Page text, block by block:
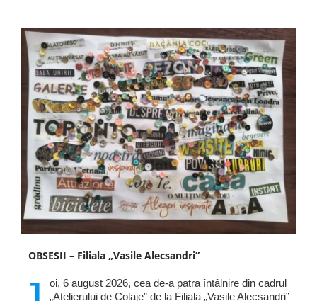
OBSESII – Filiala „Vasile Alecsandri”
oi, 6 august 2026, cea de-a patra întâlnire din cadrul
„Atelierului de Colaje” de la Filiala „Vasile Alecsandri”